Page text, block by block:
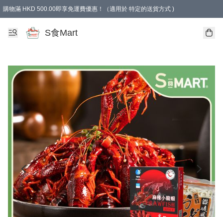
購物滿 HKD 500.00即享免運費優惠！（適用於 特定的送貨方式 )
S食Mart